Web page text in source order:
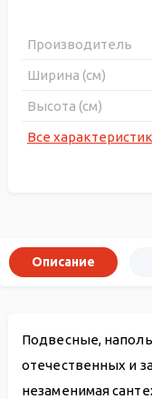
Производитель
Ширина (см)
Высота (см)
Все
Описание
Подвесные,
отечественных и
незаменимая